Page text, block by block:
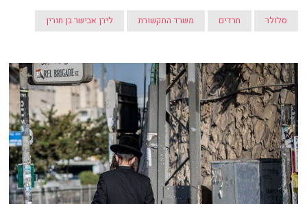
סלולר חרדים משרד התקשורת לירן אבישר בן חורין